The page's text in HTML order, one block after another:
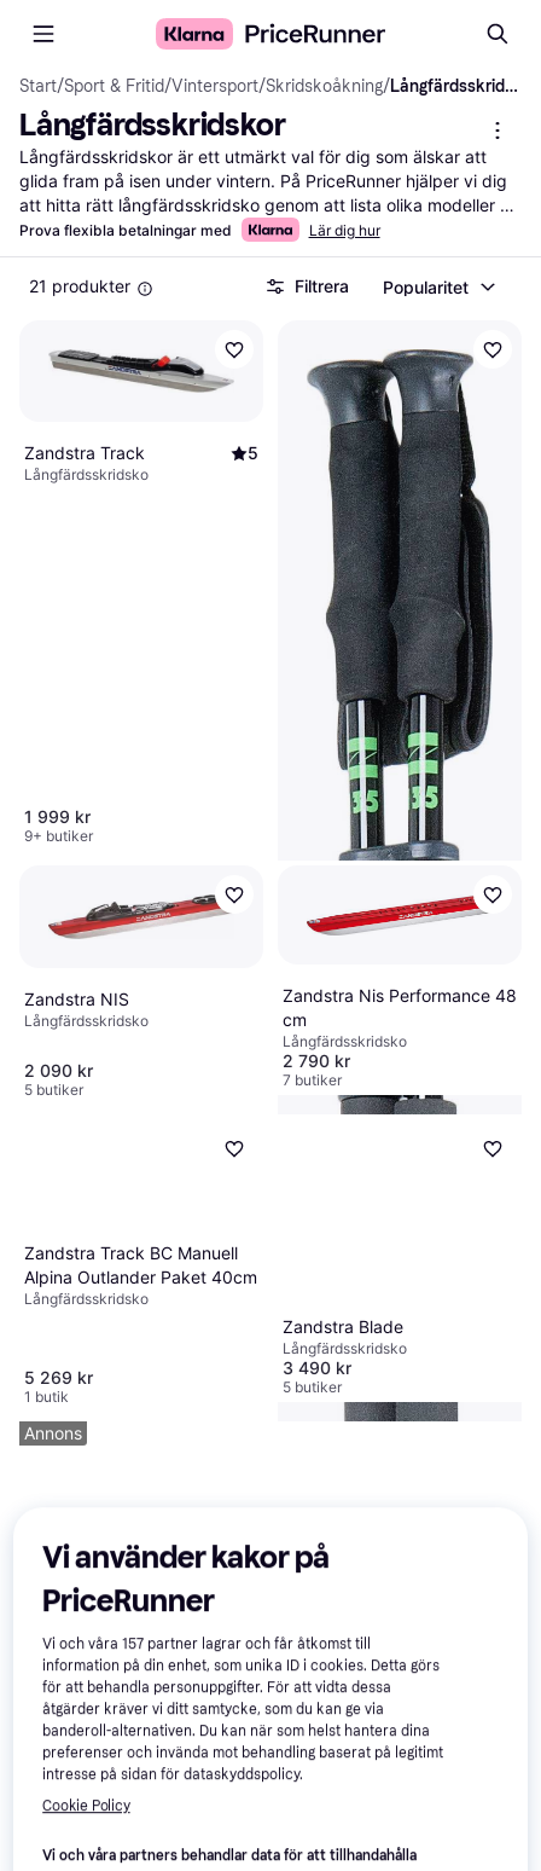
Start/Sport & Fritid/Vintersport/Skridskoåkning/ Långfärdsskridskor
Långfärdsskridskor
Långfärdsskridskor är ett utmärkt val för dig som älskar att
glida fram på isen under vintern. På PriceRunner hjälper vi dig
att hitta rätt långfärdsskridsko genom att lista olika modeller
och jämföra priser från flera återförsäljare. Med våra
användbara filter kan du enkelt sortera efter storlek, material
och pris för att hitta det som passar dina behov bäst. Du kan
också läsa användarrecensioner för att få en bättre förståelse
bästa erbjudandena och mest valuta för pengarna. Oavsett om
du är nybörjare eller erfaren åkare, kan vi guida dig till rätt val.
Börja här för att hitta dina nya långfärdsskridskor och njut av
Mer om långfärdsskridskor »
Prova flexibla betalningar med Lär dig hur
21 produkter Filtrera Popularitet
Zandstra Track 5
Långfärdsskridsko
1 999 kr
9+ butiker
Zandstra NIS
Långfärdsskridsko
2 090 kr
5 butiker
Zandstra Nis Performance 48
cm
Långfärdsskridsko
2 790 kr
7 butiker
Zandstra Track BC Manuell
Alpina Outlander Paket 40cm
Långfärdsskridsko
5 269 kr
1 butik
Zandstra Blade
Långfärdsskridsko
3 490 kr
5 butiker
Annons
Vi använder kakor på
PriceRunner
Vi och våra157 partner lagrar och får åtkomst till
information på din enhet, som unika ID i cookies. Detta görs
för att behandla personuppgifter. För att vidta dessa
åtgärder kräver vi ditt samtycke, som du kan ge via
banderoll-alternativen. Du kan när som helst hantera dina
preferenser och invända mot behandling baserat på legitimt
intresse på sidan för dataskyddspolicy.
Cookie Policy
Vi och våra partners behandlar data för att tillhandahålla